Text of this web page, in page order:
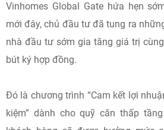
Vinhomes Global Gate hứa hẹn
mới đây, chủ đầu tư đã tung ra
nhà đầu tư sớm gia tăng giá trị
bút ký hợp đồng.
Đó là chương trình “Cam kết lợi
kiệm” dành cho quỹ căn thấp